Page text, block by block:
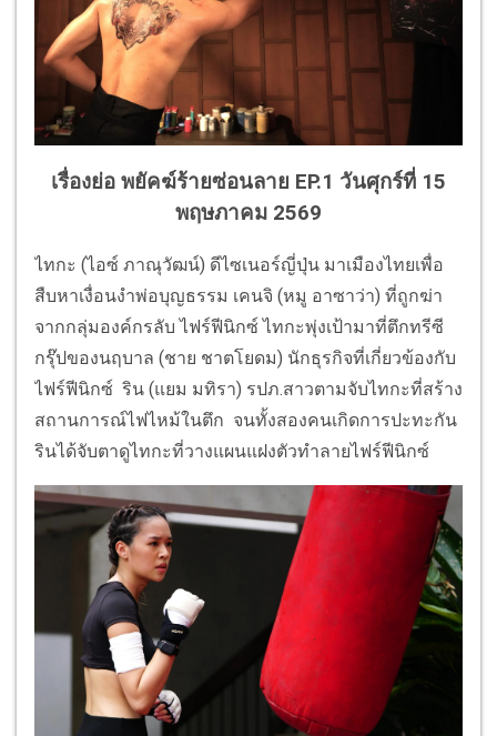
เรื่องย่อ พยัคฆ์ร้ายซ่อนลาย EP.1 วันศุกร์ที่ 15
พฤษภาคม 2569
ไทกะ (ไอซ์ ภาณุวัฒน์) ดีไซเนอร์ญี่ปุ่น มาเมืองไทยเพื่อ
สืบหาเงื่อนงำพ่อบุญธรรม เคนจิ (หมู อาซาว่า) ที่ถูกฆ่า
จากกลุ่มองค์กรลับ ไฟร์ฟีนิกซ์ ไทกะพุ่งเป้ามาที่ตึกทรีซี
กรุ๊ปของนฤบาล (ชาย ชาตโยดม) นักธุรกิจที่เกี่ยวข้องกับ
ไฟร์ฟีนิกซ์ ริน (แยม มทิรา) รปภ.สาวตามจับไทกะที่สร้าง
สถานการณ์ไฟไหม้ในตึก จนทั้งสองคนเกิดการปะทะกัน
รินได้จับตาดูไทกะที่วางแผนแฝงตัวทำลายไฟร์ฟีนิกซ์